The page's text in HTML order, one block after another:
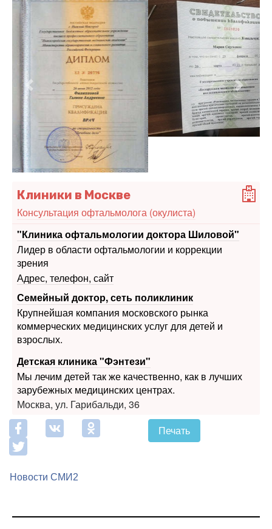
Предыдущий
Клиники в Москве
Консультация офтальмолога (окулиста)
"Клиника офтальмологии доктора Шиловой"
Лидер в области офтальмологии и коррекции
Адрес, телефон, сайт
Семейный доктор, сеть поликлиник
Крупнейшая компания московского рынка
коммерческих медицинских услуг для детей и
взрослых.
Детская клиника "Фэнтези"
Мы лечим детей так же качественно, как в лучших
Москва, ул. Гарибальди, 36
Печать
Новости СМИ2
Москва, Лихов переулок дом 3, стр.2, помещение 2